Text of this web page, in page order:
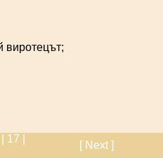
17 |
[ Next ]